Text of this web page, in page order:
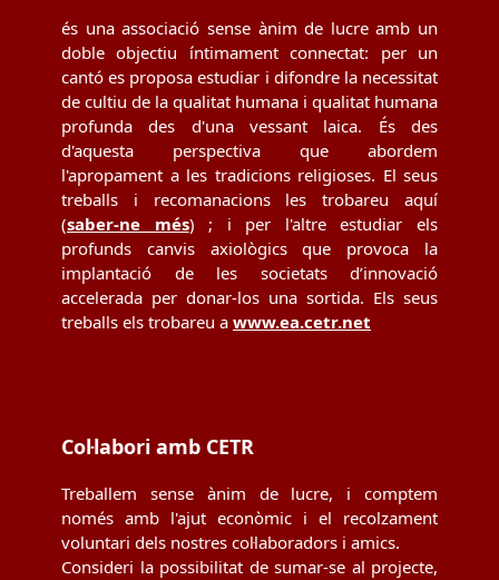
és una associació sense ànim de lucre amb un
doble objectiu íntimament connectat: per un
cantó es proposa estudiar i difondre la necessitat
de cultiu de la qualitat humana i qualitat humana
profunda des d'una vessant laica. És des
d'aquesta perspectiva que abordem
l'apropament a les tradicions religioses. El seus
treballs i recomanacions les trobareu aquí
(saber-ne més) ; i per l'altre estudiar els
profunds canvis axiològics que provoca la
implantació de les societats d’innovació
accelerada per donar-los una sortida. Els seus
treballs els trobareu a www.ea.cetr.net
Col·labori amb CETR
Treballem sense ànim de lucre, i comptem
només amb l'ajut econòmic i el recolzament
voluntari dels nostres col·laboradors i amics.
Consideri la possibilitat de sumar-se al projecte,